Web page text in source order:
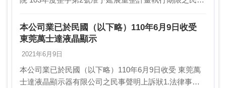
文書案號:當事人: 勝華科技股份有限公…
本公司業已於民國（以下略）110年6月9日收受
東莞萬士達液晶顯示
2021年6月9日
本公司業已於民國（以下略）110年6月9日收受 東莞萬
士達液晶顯示器有限公司之民事聲明上訴狀1.法律事件